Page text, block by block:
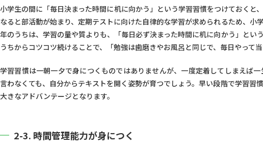
小学生の間に「毎日決まった時間に机に向かう」という学習習慣をつけておくと
なると部活動が始まり、定期テストに向けた自律的な学習が求められるため、小
年のうちは、学習の量や質よりも、「毎日必ず決まった時間に机に向かう」とい
うちからコツコツ続けることで、「勉強は歯磨きやお風呂と同じで、毎日やって
学習習慣は一朝一夕で身につくものではありませんが、一度定着してしまえば
言わなくても、自分からテキストを開く姿勢が育つでしょう。早い段階で学習習
大きなアドバンテージとなります。
2-3. 時間管理能力が身につく